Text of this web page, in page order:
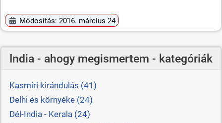
Módosítás: 2016. március 24
India - ahogy megismertem - kategóriák
Kasmiri kirándulás (41)
Delhi és környéke (24)
Dél-India - Kerala (24)